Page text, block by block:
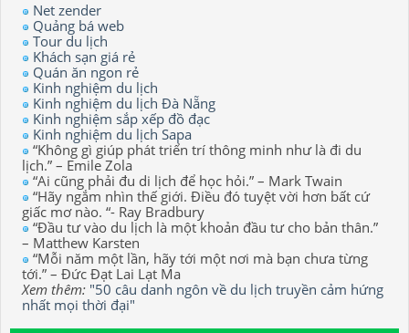
Net zender
Quảng bá web
Tour du lịch
Khách sạn giá rẻ
Quán ăn ngon rẻ
Kinh nghiệm du lịch
Kinh nghiệm du lịch Đà Nẵng
Kinh nghiệm sắp xếp đồ đạc
Kinh nghiệm du lịch Sapa
“Không gì giúp phát triển trí thông minh như là đi du
lịch.” – Emile Zola
“Ai cũng phải đu di lịch để học hỏi.” – Mark Twain
“Hãy ngắm nhìn thế giới. Điều đó tuyệt vời hơn bất cứ
giấc mơ nào. “- Ray Bradbury
“Đầu tư vào du lịch là một khoản đầu tư cho bản thân.”
– Matthew Karsten
“Mỗi năm một lần, hãy tới một nơi mà bạn chưa từng
tới.” – Đức Đạt Lai Lạt Ma
Xem thêm: "50 câu danh ngôn về du lịch truyền cảm hứng
nhất mọi thời đại"